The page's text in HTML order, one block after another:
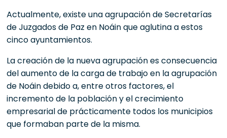
Actualmente, existe una agrupación de Secretarías
de Juzgados de Paz en Noáin que aglutina a estos
cinco ayuntamientos.
La creación de la nueva agrupación es consecuencia
del aumento de la carga de trabajo en la agrupación
de Noáin debido a, entre otros factores, el
incremento de la población y el crecimiento
empresarial de prácticamente todos los municipios
que formaban parte de la misma.